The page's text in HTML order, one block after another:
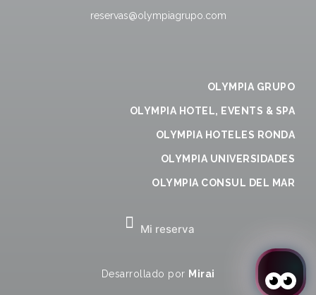
reservas@olympiagrupo.com
OLYMPIA GRUPO
OLYMPIA HOTEL, EVENTS & SPA
OLYMPIA HOTELES RONDA
OLYMPIA UNIVERSIDADES
OLYMPIA CONSUL DEL MAR
Mi reserva
Desarrollado por Mirai